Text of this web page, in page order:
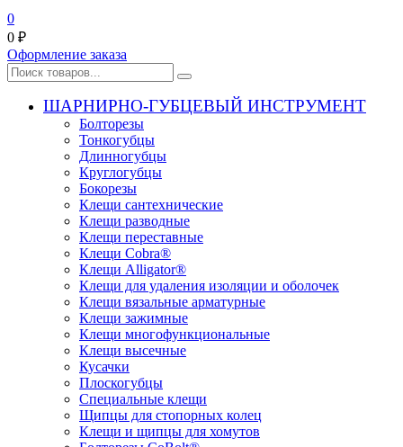
0
0 ₽
Оформление заказа
ШАРНИРНО-ГУБЦЕВЫЙ ИНСТРУМЕНТ
Болторезы
Тонкогубцы
Длинногубцы
Круглогубцы
Бокорезы
Клещи сантехнические
Клещи разводные
Клещи переставные
Клещи Cobra®
Клещи Alligator®
Клещи для удаления изоляции и оболочек
Клещи вязальные арматурные
Клещи зажимные
Клещи многофункциональные
Клещи высечные
Кусачки
Плоскогубцы
Специальные клещи
Щипцы для стопорных колец
Клещи и щипцы для хомутов